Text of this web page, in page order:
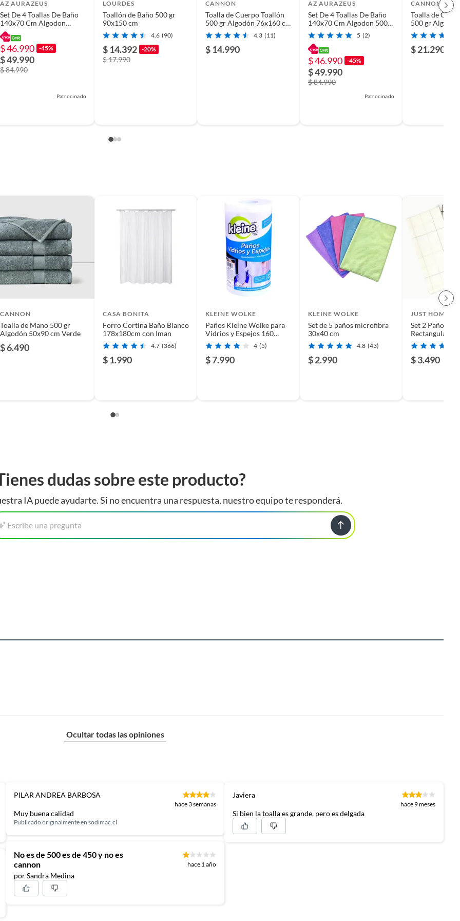
quienes buscan calidad y comodidad. Elaborada
Su tamaño de 76x160 cm proporciona una
una textura suave y esponjosa. Cada paquete
un juego de baño.
para una experiencia de spa en casa. Los pisos de
mientras que las toallas te ayudarán a completar tu
tu baño con estos productos.
en esa condición a un precio reducido.
entre otros análogos.
AZ AURAZEUS
Set De 4 Toallas De Baño
140x70 Cm Algodon
600gr/m2 Grandes Az
Blanco
$ 46.990 -45%
$ 49.990
$ 84.990
Patrocinado
LOURDES
Toallón de Baño 500 gr
90x150 cm
4.6 (90)
$ 14.392 -20%
$ 17.990
CANNON
Toalla de Cuerpo Toallón
500 gr Algodón 76x160 cm
Morado
4.3 (11)
$ 14.990
AZ AURAZEUS
Set De 4 Toallas De Baño
140x70 Cm Algodon 500gr
Grandes Az Blanco
5 (2)
$ 46.990 -45%
$ 49.990
$ 84.990
Patrocinado
CANNON
Toalla de
500 gr
Blanco
$ 21.290
CANNON
Toalla de Mano 500 gr
Algodón 50x90 cm Verde
$ 6.490
CASA BONITA
Forro Cortina Baño Blanco
178x180cm con Iman
4.7 (366)
$ 1.990
KLEINE WOLKE
Paños Kleine Wolke para
Vidrios y Espejos 160
Unidades 25x23 cm
4 (5)
$ 7.990
KLEINE WOLKE
Set de 5 paños microfibra
30x40 cm
4.8 (43)
$ 2.990
JUST HOME
Set 2 Paños de
Rectangular
Checker
$ 3.490
dudas sobre este producto?
IA puede ayudarte. Si no encuentra una respuesta, nuestro equipo te responderá.
Escribe una pregunta
Ocultar todas las opiniones
PILAR ANDREA BARBOSA
hace 3 semanas
Muy buena calidad
Publicado originalmente en sodimac.cl
No es de 500 es de 450 y no es
cannon
por Sandra Medina
hace 1 año
Javiera
hace 9 meses
Si bien la toalla es grande, pero es delgada